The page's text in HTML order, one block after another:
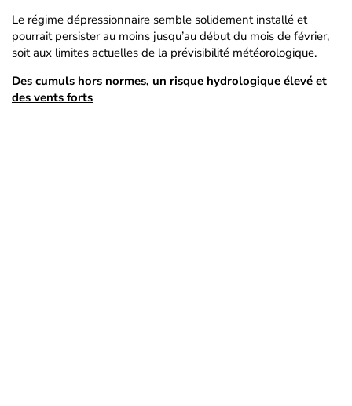
Le régime dépressionnaire semble solidement installé et
pourrait persister au moins jusqu’au début du mois de février,
soit aux limites actuelles de la prévisibilité météorologique.
Des cumuls hors normes, un risque hydrologique élevé et
des vents forts